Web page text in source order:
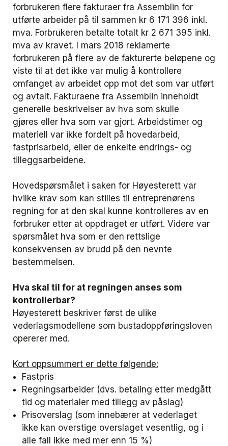
forbrukeren flere fakturaer fra Assemblin for
utførte arbeider på til sammen kr 6 171 396 inkl.
mva. Forbrukeren betalte totalt kr 2 671 395 inkl.
mva av kravet. I mars 2018 reklamerte
forbrukeren på flere av de fakturerte beløpene og
viste til at det ikke var mulig å kontrollere
omfanget av arbeidet opp mot det som var utført
og avtalt. Fakturaene fra Assemblin inneholdt
generelle beskrivelser av hva som skulle
gjøres eller hva som var gjort. Arbeidstimer og
materiell var ikke fordelt på hovedarbeid,
fastprisarbeid, eller de enkelte endrings- og
tilleggsarbeidene.
Hovedspørsmålet i saken for Høyesterett var
hvilke krav som kan stilles til entreprenørens
regning for at den skal kunne kontrolleres av en
forbruker etter at oppdraget er utført. Videre var
spørsmålet hva som er den rettslige
konsekvensen av brudd på den nevnte
bestemmelsen.
Hva skal til for at regningen anses som
kontrollerbar?
Høyesterett beskriver først de ulike
vederlagsmodellene som bustadoppføringsloven
opererer med.
Kort oppsummert er dette følgende:
Fastpris
Regningsarbeider (dvs. betaling etter medgått
tid og materialer med tillegg av påslag)
Prisoverslag (som innebærer at vederlaget
ikke kan overstige overslaget vesentlig, og i
alle fall ikke med mer enn 15 %)